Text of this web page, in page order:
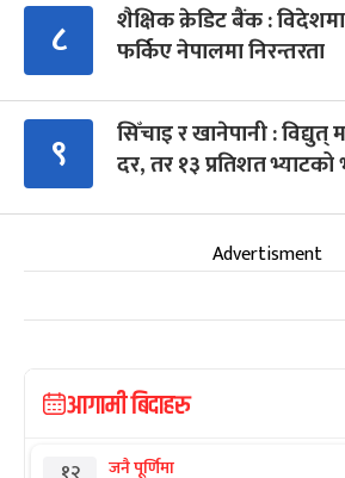
८
शैक्षिक क्रेडिट बैंक :
फर्किए नेपालमा निरन्तरता
९
सिँचाइ र खानेपानी :
दर, तर १३ प्रतिशत भ्याटको
Advertisment
आगामी बिदाहरु
जनै पूर्णिमा